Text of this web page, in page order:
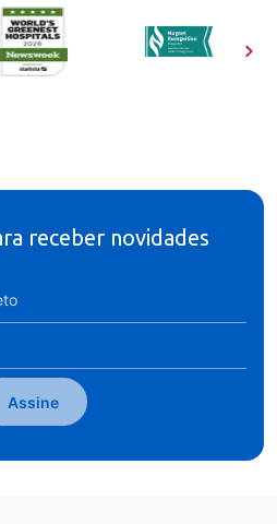
receber novidades
Assine